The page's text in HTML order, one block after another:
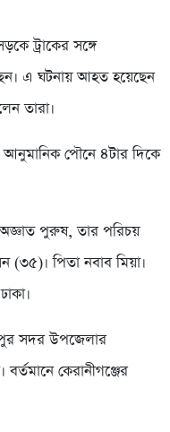
ট্রাকের সঙ্গে
এ ঘটনায় আহত হয়েছেন
তারা।
আনুমানিক পৌনে ৪টার দিকে
অজ্ঞাত পুরুষ, তার পরিচয়
পিতা নবাব মিয়া।
সদর উপজেলার
কেরানীগঞ্জের